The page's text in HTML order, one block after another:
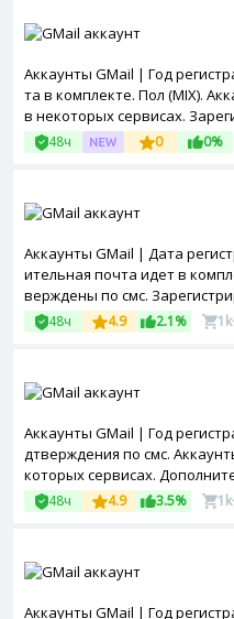
Аккаунты GMail | Год
та в комплекте. Пол (MIX).
в некоторых сервисах.
48ч 0 0%
Аккаунты GMail | Дата
ительная почта идет в
верждены по смс.
48ч 4.9 2.1%
Аккаунты GMail | Год
дтверждения по смс.
которых сервисах.
ез пароля. Пол (MIX).
48ч 4.9 3.5%
Аккаунты GMail | Год